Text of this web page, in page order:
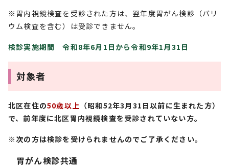
※胃内視鏡検査を受診された方は、翌年度胃がん検診（バリ
ウム検査を含む）は受診できません。
検診実施期間 令和8年6月1日から令和9年1月31日
対象者
北区在住の50歳以上 （昭和52年3月31日以前に生まれた方）
で、前年度に北区胃内視鏡検査を受診されていない方。
※次の方は検診を受けられませんのでご了承ください。
胃がん検診共通